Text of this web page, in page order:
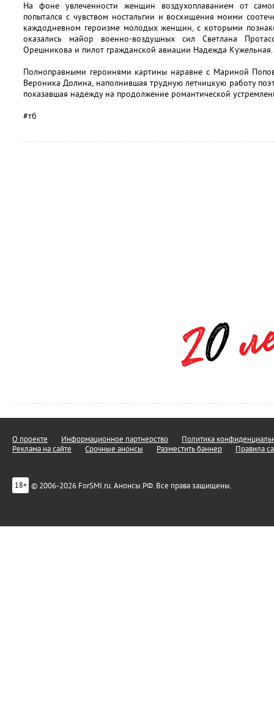
На фоне увлеченности женщин воздухоплаванием от
попытался с чувством ностальгии и восхищения моими
каждодневном героизме молодых женщин, с которыми
оказались майор военно-воздушных сил Светлана
Орешникова и пилот гражданской авиации Надежда Кужельная.
Полноправными героинями картины наравне с Мариной
Вероника Долина, наполнившая трудную летчицкую работу
показавшая надежду на продолжение романтической
#тб
О проекте Информационное партнерство
Политика
Реклама на сайте
Срочные анонсы Разместить баннер Правила
18+ © 2006-2026 ForSMI.ru. Анонсы.РФ. Все права защищены.